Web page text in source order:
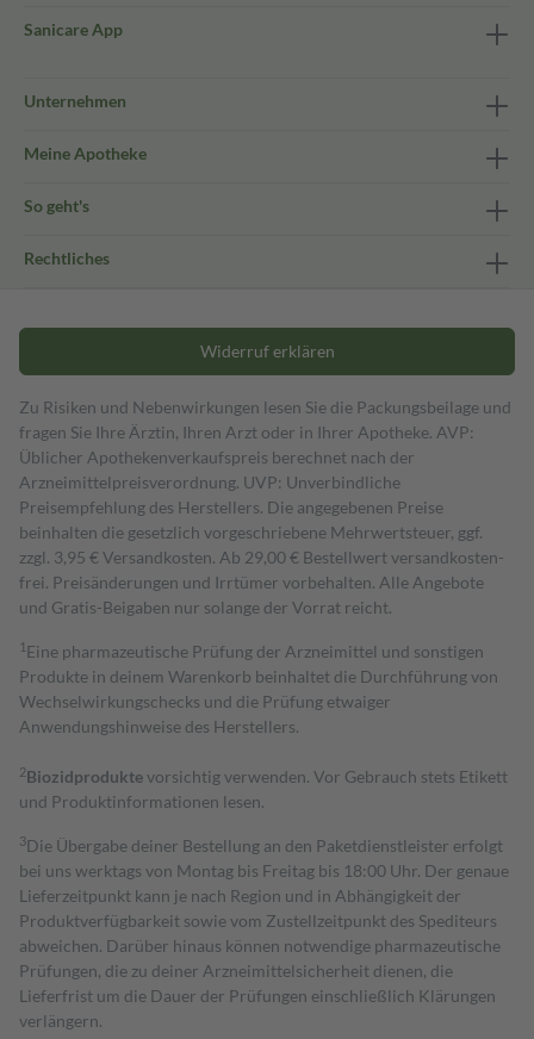
Sanicare App
Unternehmen
Meine Apotheke
So geht's
Rechtliches
Widerruf erklären
Zu Risiken und Nebenwirkungen lesen Sie die Packungsbeilage und
fragen Sie Ihre Ärztin, Ihren Arzt oder in Ihrer Apotheke. AVP:
Üblicher Apothekenverkaufspreis berechnet nach der
Arzneimittelpreisverordnung. UVP: Unverbindliche
Preisempfehlung des Herstellers. Die angegebenen Preise
beinhalten die gesetzlich vorgeschriebene Mehrwertsteuer, ggf.
zzgl. 3,95 € Versandkosten. Ab 29,00 € Bestell­wert versand­kosten­
frei. Preisänderungen und Irrtümer vorbehalten. Alle Angebote
und Gratis-Beigaben nur solange der Vorrat reicht.
1 Eine pharmazeutische Prüfung der Arzneimittel und sonstigen
Produkte in deinem Warenkorb beinhaltet die Durchführung von
Wechselwirkungschecks und die Prüfung etwaiger
Anwendungshinweise des Herstellers.
2Biozidproduktevorsichtig verwenden. Vor Gebrauch stets Etikett
und Produktinformationen lesen.
3Die Übergabe deiner Bestellung an den Paketdienstleister erfolgt
bei uns werktags von Montag bis Freitag bis 18:00 Uhr. Der genaue
Lieferzeitpunkt kann je nach Region und in Abhängigkeit der
Produktverfügbarkeit sowie vom Zustellzeitpunkt des Spediteurs
abweichen. Darüber hinaus können notwendige pharmazeutische
Prüfungen, die zu deiner Arzneimittelsicherheit dienen, die
Lieferfrist um die Dauer der Prüfungen einschließlich Klärungen
verlängern.